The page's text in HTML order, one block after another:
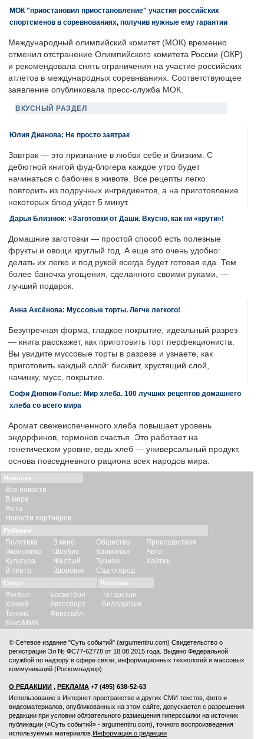
МОК "приостановил приостановление" участия российских
спортсменов в соревнованиях, получив нужные ему гарантии
Международный олимпийский комитет (МОК) временно
отменил отстранение Олимпийского комитета России (ОКР)
и рекомендовала снять ограничения на участие российских
атлетов в международных соревнваниях. Соответствующее
заявление опубликовала пресс-служба МОК.
ВКУСНЫЙ РАЗДЕЛ
Юлия Дианова: Не просто завтрак
Завтрак — это признание в любви себе и близким. С
дебютной книгой фуд-блогера каждое утро будет
начинаться с бабочек в животе. Все рецепты легко
повторить из подручных ингредиентов, а на приготовление
некоторых блюд уйдет 5 минут.
Дарья Близнюк: «Заготовки от Даши. Вкусно, как ни «крути»!
Домашние заготовки — простой способ есть полезные
фрукты и овощи круглый год. А еще это очень удобно:
делать их легко и под рукой всегда будет готовая еда. Тем
более баночка угощения, сделанного своими руками, —
лучший подарок.
Анна Аксёнова: Муссовые торты. Легче легкого!
Безупречная форма, гладкое покрытие, идеальный разрез
— книга расскажет, как приготовить торт перфекциониста.
Вы увидите муссовые торты в разрезе и узнаете, как
приготовить каждый слой: бисквит, хрустящий слой,
начинку, мусс, покрытие.
Софи Дюпюи-Голье: Мир хлеба. 100 лучших рецептов домашнего
хлеба со всего мира
Аромат свежеиспеченного хлеба повышает уровень
эндорфинов, гормонов счастья. Это работает на
генетическом уровне, ведь хлеб — универсальный продукт,
основа повседневного рациона всех народов мира.
Новости
Все новости
В мире
Фото
Новости партнеров
Рубрики
Политика
Экономика
Культура
В театр
В кино
Шоубиз
Желтый
Здоровье
Общество
Криминал
Туризм
Сад-огород
Происшествия
Авто
Хайтек
Спорт
Футбол
Хоккей
Теннис
Бокс/ММА
Баскетбол
Автоспорт
Фристайл
Регионы
Татарстан
Белоруссия
© Сетевое издание "Суть событий" (argumentiru.com) Свидетельство о
регистрации Эл № ФС77-62778 от 18.08.2015 года. Выдано Федеральной
службой по надзору в сфере связи, информационных технологий и массовых
коммуникаций (Роскомнадзор).
О РЕДАКЦИИ , РЕКЛАМА +7 (495) 638-52-63
Использование в Интернет-пространстве и других СМИ текстов, фото и
видеоматериалов, опубликованных на этом сайте, допускается с разрешения
редакции при условии обязательного размещения гиперссылки на источник
публикации («Суть событий» - argumentiru.com), точного воспроизведения
используемых материалов. Информация о редакции